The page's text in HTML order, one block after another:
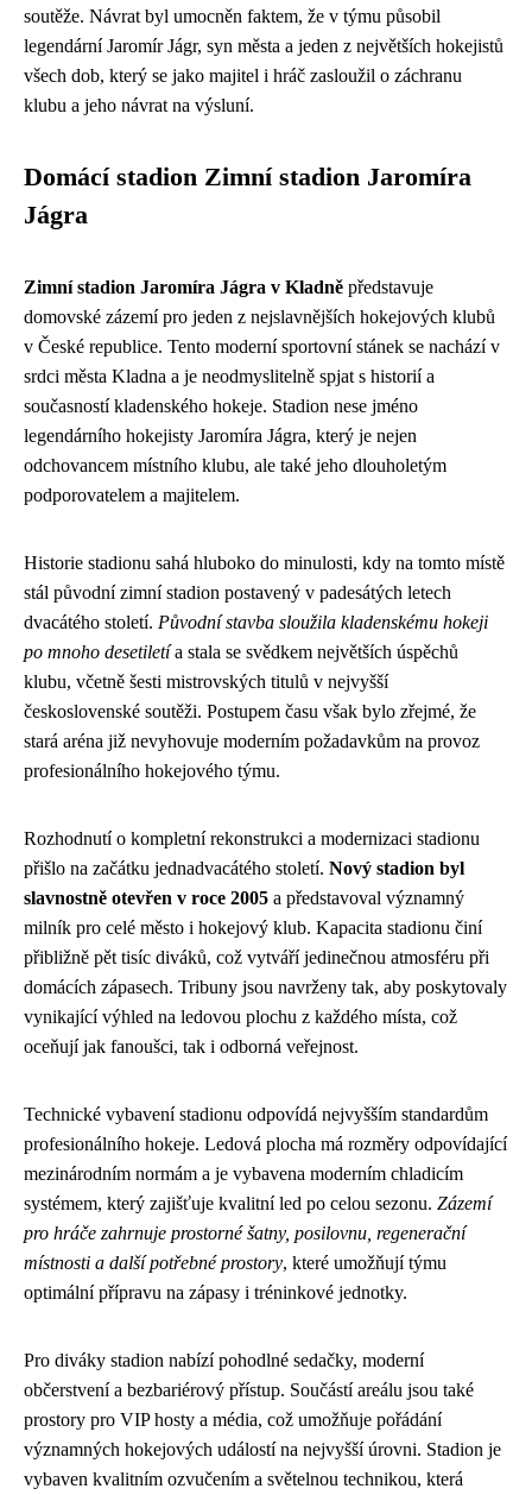
soutěže. Návrat byl umocněn faktem, že v týmu působil
legendární Jaromír Jágr, syn města a jeden z největších hokejistů
všech dob, který se jako majitel i hráč zasloužil o záchranu
klubu a jeho návrat na výsluní.
Domácí stadion Zimní stadion Jaromíra
Jágra
Zimní stadion Jaromíra Jágra v Kladně představuje
domovské zázemí pro jeden z nejslavnějších hokejových klubů
v České republice. Tento moderní sportovní stánek se nachází v
srdci města Kladna a je neodmyslitelně spjat s historií a
současností kladenského hokeje. Stadion nese jméno
legendárního hokejisty Jaromíra Jágra, který je nejen
odchovancem místního klubu, ale také jeho dlouholetým
podporovatelem a majitelem.
Historie stadionu sahá hluboko do minulosti, kdy na tomto místě
stál původní zimní stadion postavený v padesátých letech
dvacátého století. Původní stavba sloužila kladenskému hokeji
po mnoho desetiletía stala se svědkem největších úspěchů
klubu, včetně šesti mistrovských titulů v nejvyšší
československé soutěži. Postupem času však bylo zřejmé, že
stará aréna již nevyhovuje moderním požadavkům na provoz
profesionálního hokejového týmu.
Rozhodnutí o kompletní rekonstrukci a modernizaci stadionu
přišlo na začátku jednadvacátého století. Nový stadion byl
slavnostně otevřen v roce 2005 a představoval významný
milník pro celé město i hokejový klub. Kapacita stadionu činí
přibližně pět tisíc diváků, což vytváří jedinečnou atmosféru při
domácích zápasech. Tribuny jsou navrženy tak, aby poskytovaly
vynikající výhled na ledovou plochu z každého místa, což
oceňují jak fanoušci, tak i odborná veřejnost.
Technické vybavení stadionu odpovídá nejvyšším standardům
profesionálního hokeje. Ledová plocha má rozměry odpovídající
mezinárodním normám a je vybavena moderním chladicím
systémem, který zajišťuje kvalitní led po celou sezonu. Zázemí
pro hráče zahrnuje prostorné šatny, posilovnu, regenerační
místnosti a další potřebné prostory, které umožňují týmu
optimální přípravu na zápasy i tréninkové jednotky.
Pro diváky stadion nabízí pohodlné sedačky, moderní
občerstvení a bezbariérový přístup. Součástí areálu jsou také
prostory pro VIP hosty a média, což umožňuje pořádání
významných hokejových událostí na nejvyšší úrovni. Stadion je
vybaven kvalitním ozvučením a světelnou technikou, která